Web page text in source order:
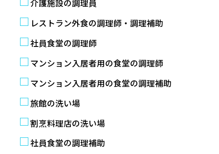
介護施設の調理員
レストラン外食の調理師・調理補助
社員食堂の調理師
マンション入居者用の食堂の調理師
マンション入居者用の食堂の調理補助
旅館の洗い場
割烹料理店の洗い場
社員食堂の調理補助